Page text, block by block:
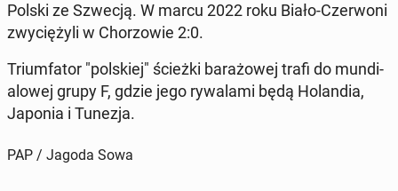
Polski ze Szwecją. W marcu 2022 roku Biało-Cz­er­woni
zwyciężyli w Chor­zowie 2:0.
Tri­umfa­tor "pol­skiej" ścieżki barażowej trafi do mundi­
alowej grupy F, gdzie jego ry­wala­mi będą Holan­dia,
Japonia i Tunezja.
PAP / Jagoda Sowa